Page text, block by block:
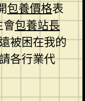
包養價格表
會包養站長
被困在我的
各行業代